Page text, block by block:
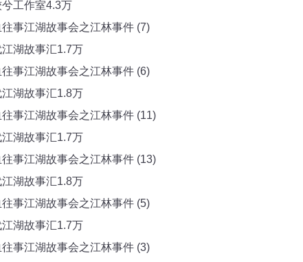
工作室4.3万
事江湖故事会之江林事件 (7)
江湖故事汇1.7万
事江湖故事会之江林事件 (6)
江湖故事汇1.8万
事江湖故事会之江林事件 (11)
江湖故事汇1.7万
事江湖故事会之江林事件 (13)
江湖故事汇1.8万
事江湖故事会之江林事件 (5)
江湖故事汇1.7万
事江湖故事会之江林事件 (3)